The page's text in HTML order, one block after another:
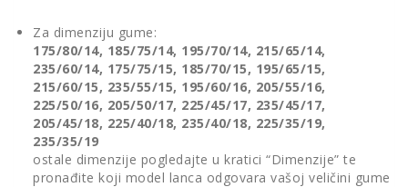
Za dimenziju gume:
175/80/14, 185/75/14, 195/70/14, 215/65/14,
235/60/14, 175/75/15, 185/70/15, 195/65/15,
215/60/15, 235/55/15, 195/60/16, 205/55/16,
225/50/16, 205/50/17, 225/45/17, 235/45/17,
205/45/18, 225/40/18, 235/40/18, 225/35/19,
235/35/19
ostale dimenzije pogledajte u kratici “Dimenzije” te
pronađite koji model lanca odgovara vašoj veličini gume